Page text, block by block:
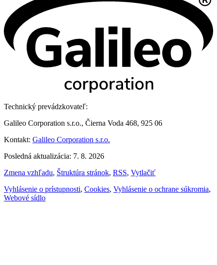
Technický prevádzkovateľ:
Galileo Corporation s.r.o., Čierna Voda 468, 925 06
Kontakt: Galileo Corporation s.r.o.
Posledná aktualizácia: 7. 8. 2026
Zmena vzhľadu, Štruktúra stránok, RSS, Vytlačiť
Vyhlásenie o prístupnosti, Cookies, Vyhlásenie o ochrane súkromia,
Webové sídlo